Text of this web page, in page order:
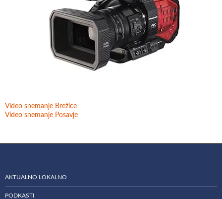
Video snemanje Brežice
Video snemanje Posavje
AKTUALNO LOKALNO
PODKASTI